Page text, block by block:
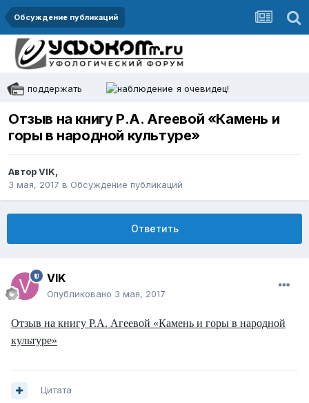
Обсуждение публикаций
поддержать я очевидец!
Отзыв на книгу Р.А. Агеевой «Камень и
горы в народной культуре»
АвторVIK,
3 мая, 2017 в Обсуждение публикаций
Ответить
VIK
Опубликовано 3 мая, 2017
Отзыв на книгу Р.А. Агеевой «Камень и горы в народной
культуре»
Цитата